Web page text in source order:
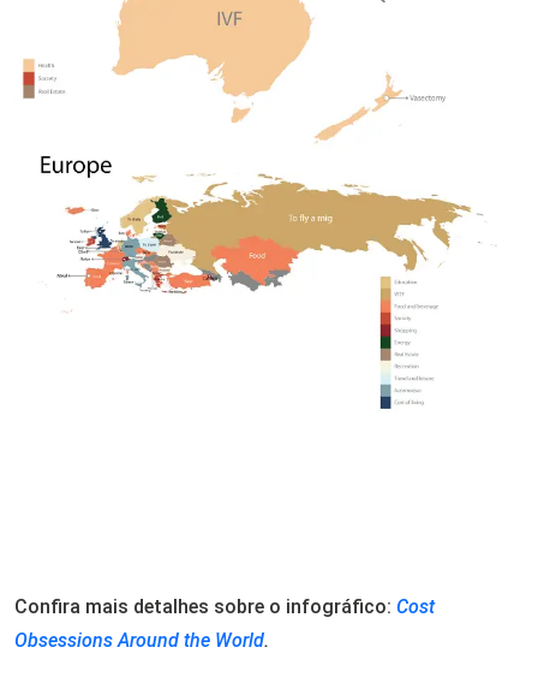
Confira mais detalhes sobre o infográfico: Cost
Obsessions Around the World.